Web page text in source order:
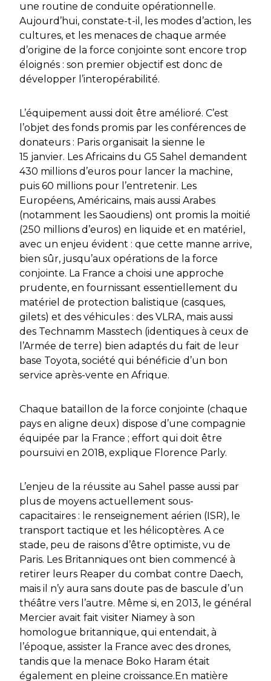
une routine de conduite opérationnelle.
Aujourd’hui, constate-t-il, les modes d’action, les
cultures, et les menaces de chaque armée
d’origine de la force conjointe sont encore trop
éloignés : son premier objectif est donc de
développer l’interopérabilité.
L’équipement aussi doit être amélioré. C’est
l’objet des fonds promis par les conférences de
donateurs : Paris organisait la sienne le
15 janvier. Les Africains du G5 Sahel demandent
430 millions d’euros pour lancer la machine,
puis 60 millions pour l’entretenir. Les
Européens, Américains, mais aussi Arabes
(notamment les Saoudiens) ont promis la moitié
(250 millions d’euros) en liquide et en matériel,
avec un enjeu évident : que cette manne arrive,
bien sûr, jusqu’aux opérations de la force
conjointe. La France a choisi une approche
prudente, en fournissant essentiellement du
matériel de protection balistique (casques,
gilets) et des véhicules : des VLRA, mais aussi
des Technamm Masstech (identiques à ceux de
l’Armée de terre) bien adaptés du fait de leur
base Toyota, société qui bénéficie d’un bon
service après-vente en Afrique.
Chaque bataillon de la force conjointe (chaque
pays en aligne deux) dispose d’une compagnie
équipée par la France ; effort qui doit être
poursuivi en 2018, explique Florence Parly.
L’enjeu de la réussite au Sahel passe aussi par
plus de moyens actuellement sous-
capacitaires : le renseignement aérien (ISR), le
transport tactique et les hélicoptères. A ce
stade, peu de raisons d’être optimiste, vu de
Paris. Les Britanniques ont bien commencé à
retirer leurs Reaper du combat contre Daech,
mais il n’y aura sans doute pas de bascule d’un
théâtre vers l’autre. Même si, en 2013, le général
Mercier avait fait visiter Niamey à son
homologue britannique, qui entendait, à
l’époque, assister la France avec des drones,
tandis que la menace Boko Haram était
également en pleine croissance.En matière